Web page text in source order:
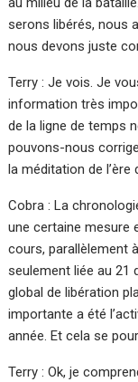
serons libérés, nous
nous devons juste
Terry : Je vois. Je
information très
de la ligne de temps
pouvons-nous
la méditation de
Cobra : La
une certaine mesure
cours, parallèlement
seulement liée au 21
global de libération
importante a été
année. Et cela se
Terry : Ok, je